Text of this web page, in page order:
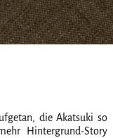
die Akatsuki so
Hintergrund-Story